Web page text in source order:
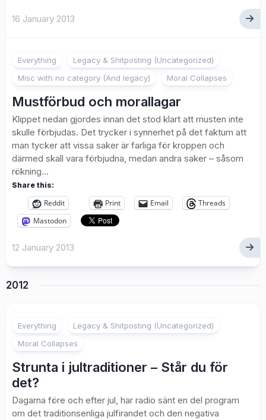
16 January 2013
Everything
Legacy & Shitposting (Uncategorized)
Misc with no category (And legacy)
Moral Collapses
Mustförbud och morallagar
Klippet nedan gjordes innan det stod klart att musten inte
skulle förbjudas. Det trycker i synnerhet på det faktum att
man tycker att vissa saker är farliga för kroppen och
därmed skall vara förbjudna, medan andra saker – såsom
rökning...
Share this:
Reddit Print Email
Threads
Mastodon
12 January 2013
2012
Everything
Legacy & Shitposting (Uncategorized)
Moral Collapses
Strunta i jultraditioner – Står du för
det?
Dagarna före och efter jul, har radio sänt en del program
om det traditionsenliga julfirandet och den negativa